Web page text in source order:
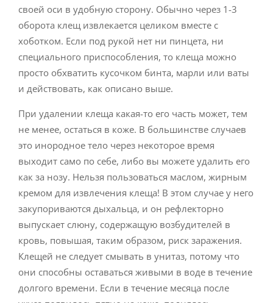
своей оси в удобную сторону. Обычно через 1-3
оборота клещ извлекается целиком вместе с
хоботком. Если под рукой нет ни пинцета, ни
специального приспособления, то клеща можно
просто обхватить кусочком бинта, марли или ваты
и действовать, как описано выше.
При удалении клеща какая-то его часть может, тем
не менее, остаться в коже. В большинстве случаев
это инородное тело через некоторое время
выходит само по себе, либо вы можете удалить его
как за нозу. Нельзя пользоваться маслом, жирным
кремом для извлечения клеща! В этом случае у него
закупориваются дыхальца, и он рефлекторно
выпускает слюну, содержащую возбудителей в
кровь, повышая, таким образом, риск заражения.
Клещей не следует смывать в унитаз, потому что
они способны оставаться живыми в воде в течение
долгого времени. Если в течение месяца после